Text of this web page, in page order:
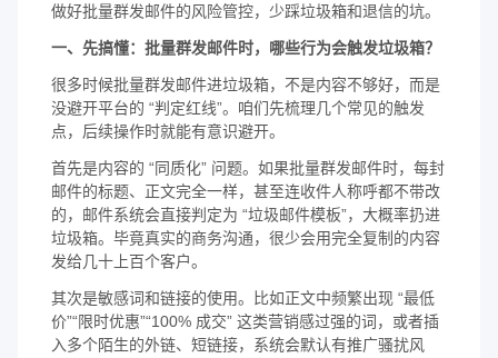
做好批量群发邮件的风险管控，少踩垃圾箱和退信的坑。
一、先搞懂：批量群发邮件时，哪些行为会触发垃圾箱？
很多时候批量群发邮件进垃圾箱，不是内容不够好，而是
没避开平台的 “判定红线”。咱们先梳理几个常见的触发
点，后续操作时就能有意识避开。
首先是内容的 “同质化” 问题。如果批量群发邮件时，每封
邮件的标题、正文完全一样，甚至连收件人称呼都不带改
的，邮件系统会直接判定为 “垃圾邮件模板”，大概率扔进
垃圾箱。毕竟真实的商务沟通，很少会用完全复制的内容
发给几十上百个客户。
其次是敏感词和链接的使用。比如正文中频繁出现 “最低
价”“限时优惠”“100% 成交” 这类营销感过强的词，或者插
入多个陌生的外链、短链接，系统会默认有推广骚扰风